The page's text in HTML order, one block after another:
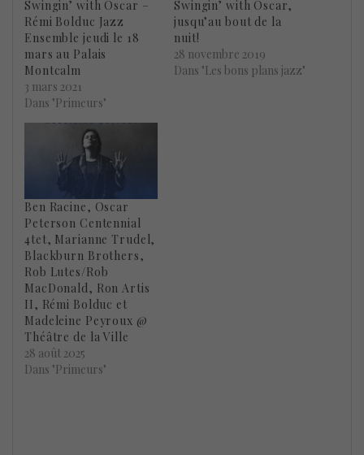
Swingin’ with Oscar –
Rémi Bolduc Jazz
Ensemble jeudi le 18
mars au Palais
Montcalm
3 mars 2021
Dans "Primeurs"
Swingin’ with Oscar,
jusqu’au bout de la
nuit!
28 novembre 2019
Dans "Les bons plans jazz"
Ben Racine, Oscar
Peterson Centennial
4tet, Marianne Trudel,
Blackburn Brothers,
Rob Lutes/Rob
MacDonald, Ron Artis
II, Rémi Bolduc et
Madeleine Peyroux @
Théâtre de la Ville
28 août 2025
Dans "Primeurs"